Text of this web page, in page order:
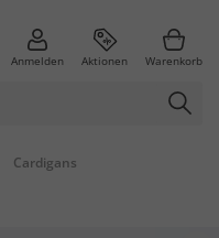
Anmelden Aktionen Warenkorb
Cardigans